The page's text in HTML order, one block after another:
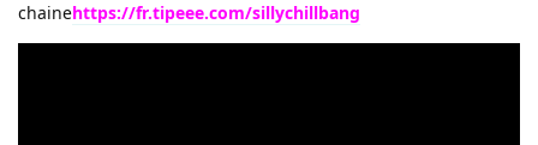
chainehttps://fr.tipeee.com/sillychillbang